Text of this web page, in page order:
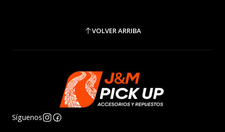
VOLVER ARRIBA
Síguenos